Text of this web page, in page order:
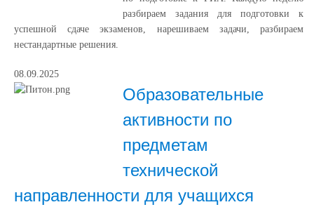
разбираем задания для подготовки к
успешной сдаче экзаменов, нарешиваем задачи, разбираем
нестандартные решения.
08.09.2025
Образовательные
активности по
предметам
технической
направленности для учащихся